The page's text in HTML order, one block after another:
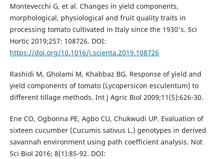
Montevecchi G, et al. Changes in yield components,
morphological, physiological and fruit quality traits in
processing tomato cultivated in Italy since the 1930's. Sci
Hortic 2019;257: 108726. DOI:
https://doi.org/10.1016/j.scienta.2019.108726
Rashidi M, Gholami M, Khabbaz BG. Response of yield and
yield components of tomato (Lycopersicon esculentum) to
different tillage methods. Int J Agric Biol 2009;11(5):626-30.
Ene CO, Ogbonna PE, Agbo CU, Chukwudi UP. Evaluation of
sixteen cucumber (Cucumis sativus L.) genotypes in derived
savannah environment using path coefficient analysis. Not
Sci Biol 2016; 8(1):85-92. DOI: